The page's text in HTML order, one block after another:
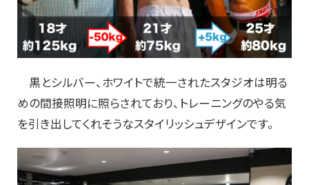
黒とシルバー、ホワイトで統一されたスタジオは明る
めの間接照明に照らされており、トレーニングのやる気
を引き出してくれそうなスタイリッシュデザインです。